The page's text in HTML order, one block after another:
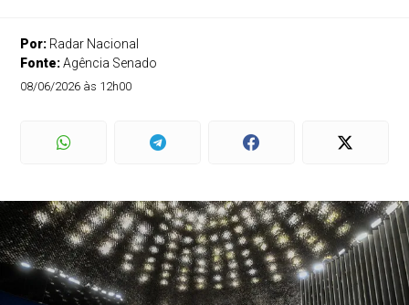
Por: Radar Nacional
Fonte:Agência Senado
08/06/2026 às 12h00